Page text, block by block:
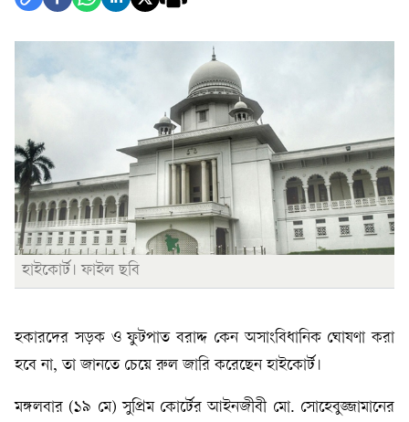
হাইকোর্ট। ফাইল ছবি
হকারদের সড়ক ও ফুটপাত বরাদ্দ কেন অসাংবিধানিক ঘোষণা করা
হবে না, তা জানতে চেয়ে রুল জারি করেছেন হাইকোর্ট।
মঙ্গলবার (১৯ মে) সুপ্রিম কোর্টের আইনজীবী মো. সোহেবুজ্জামানের